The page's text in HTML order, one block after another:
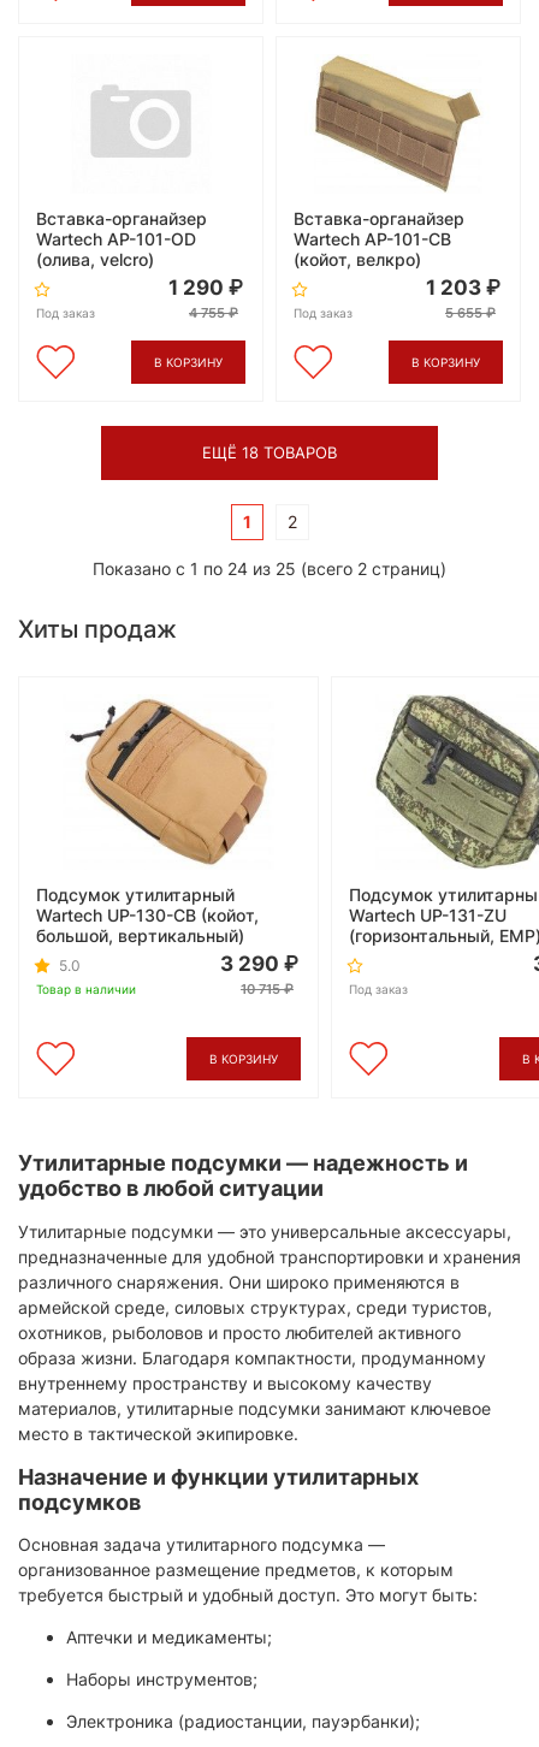
Вставка-органайзер
Wartech AP-101-OD
(олива, velcro)
Под заказ
1 290
4 755
В КОРЗИНУ
Вставка-органайзер
Wartech AP-101-CB
(койот, велкро)
Под заказ
1 203
5 655
В КОРЗИНУ
ЕЩЁ 18 ТОВАРОВ
1 2
Показано с 1 по 24 из 25 (всего 2 страниц)
Хиты продаж
Подсумок утилитарный
Wartech UP-130-CB (койот,
большой, вертикальный)
5.0
Товар в наличии
3 290
10 715
В КОРЗИНУ
Подсумок
Wartech UP-131-ZU
(горизонтальный,
Под заказ
В
Утилитарные подсумки — надежность и
удобство в любой ситуации
Утилитарные подсумки — это универсальные аксессуары,
предназначенные для удобной транспортировки и хранения
различного снаряжения. Они широко применяются в
армейской среде, силовых структурах, среди туристов,
охотников, рыболовов и просто любителей активного
образа жизни. Благодаря компактности, продуманному
внутреннему пространству и высокому качеству
материалов, утилитарные подсумки занимают ключевое
место в тактической экипировке.
Назначение и функции утилитарных
подсумков
Основная задача утилитарного подсумка —
организованное размещение предметов, к которым
требуется быстрый и удобный доступ. Это могут быть:
Аптечки и медикаменты;
Наборы инструментов;
Электроника (радиостанции, пауэрбанки);